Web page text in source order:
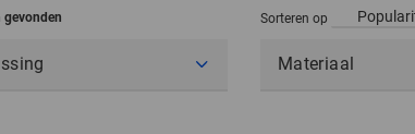
gevonden Sorteren op
Materiaal